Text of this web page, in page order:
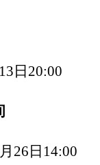
13 日 20:00
月 26 日 14:00